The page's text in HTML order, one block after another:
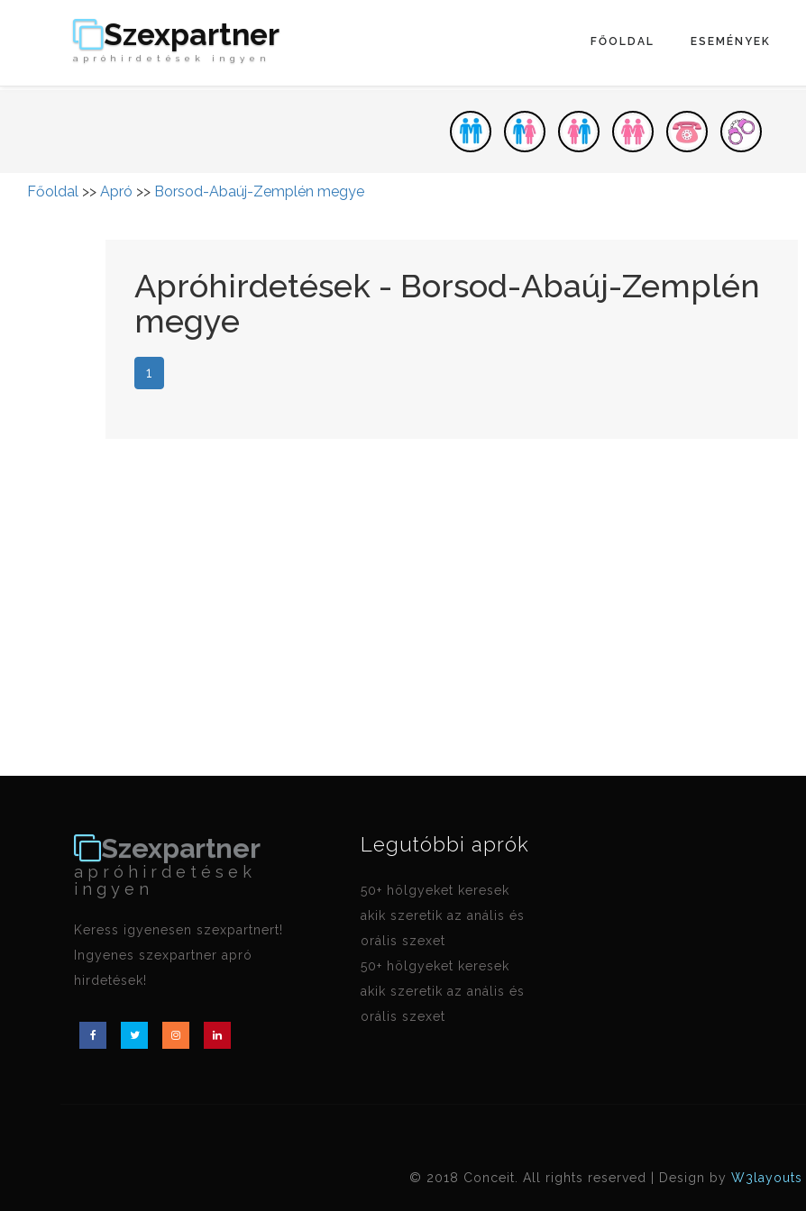
Szexpartner
apróhirdetések ingyen
FŐOLDAL ESEMÉNYEK
Főoldal >> Apró >> Borsod-Abaúj-Zemplén megye
Apróhirdetések - Borsod-Abaúj-Zemplén
megye
1
Szexpartner
apróhirdetések
ingyen
Keress igyenesen szexpartnert!
Ingyenes szexpartner apró
hirdetések!
Legutóbbi aprók
50+ hölgyeket keresek
akik szeretik az anális és
orális szexet
50+ hölgyeket keresek
akik szeretik az anális és
orális szexet
© 2018 Conceit. All rights reserved | Design by W3layouts